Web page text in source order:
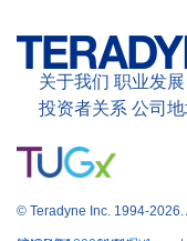
关于我们 职业发展
投资者关系 公司
© Teradyne Inc. 1994-